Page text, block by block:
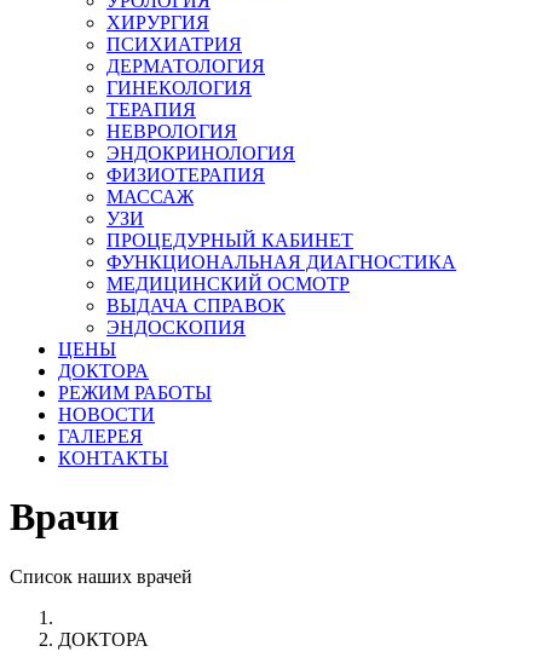
ХИРУРГИЯ
ПСИХИАТРИЯ
ДЕРМАТОЛОГИЯ
ГИНЕКОЛОГИЯ
ТЕРАПИЯ
НЕВРОЛОГИЯ
ЭНДОКРИНОЛОГИЯ
ФИЗИОТЕРАПИЯ
МАССАЖ
УЗИ
ПРОЦЕДУРНЫЙ КАБИНЕТ
ФУНКЦИОНАЛЬНАЯ ДИАГНОСТИКА
МЕДИЦИНСКИЙ ОСМОТР
ВЫДАЧА СПРАВОК
ЭНДОСКОПИЯ
ЦЕНЫ
ДОКТОРА
РЕЖИМ РАБОТЫ
НОВОСТИ
ГАЛЕРЕЯ
КОНТАКТЫ
Врачи
Список наших врачей
ДОКТОРА